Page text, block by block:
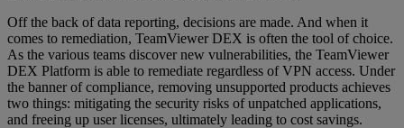
Off the back of data reporting, decisions are made. And when it
comes to remediation, TeamViewer DEX is often the tool of choice.
As the various teams discover new vulnerabilities, the TeamViewer
DEX Platform is able to remediate regardless of VPN access. Under
the banner of compliance, removing unsupported products achieves
two things: mitigating the security risks of unpatched applications,
and freeing up user licenses, ultimately leading to cost savings.